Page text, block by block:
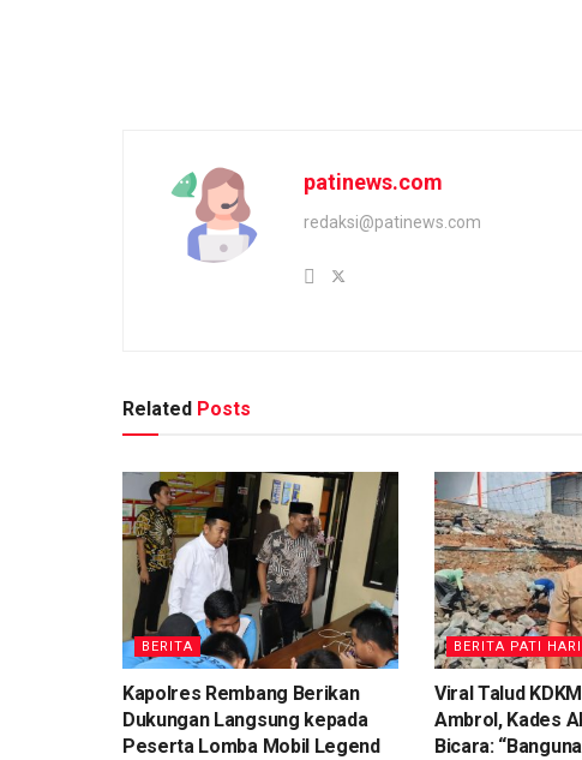
patinews.com
redaksi@patinews.com
Related Posts
BERITA
Kapolres Rembang Berikan
Dukungan Langsung kepada
Peserta Lomba Mobil Legend
BERITA PATI HARI
Viral Talud
Ambrol, Kades
Bicara: